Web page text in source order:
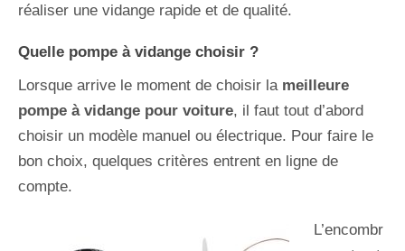
réaliser une vidange rapide et de qualité.
Quelle pompe à vidange choisir ?
Lorsque arrive le moment de choisir la meilleure
pompe à vidange pour voiture, il faut tout d’abord
choisir un modèle manuel ou électrique. Pour faire le
bon choix, quelques critères entrent en ligne de
compte.
L’encombr